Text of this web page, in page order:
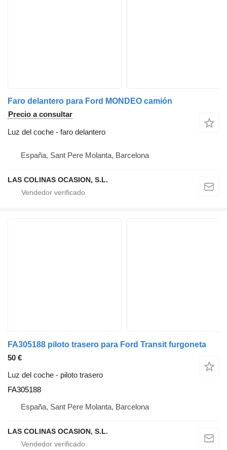
Faro delantero para Ford MONDEO camión
Precio a consultar
Luz del coche - faro delantero
España, Sant Pere Molanta, Barcelona
LAS COLINAS OCASION, S.L.
FA305188 piloto trasero para Ford Transit furgoneta
50 €
Luz del coche - piloto trasero
FA305188
España, Sant Pere Molanta, Barcelona
LAS COLINAS OCASION, S.L.